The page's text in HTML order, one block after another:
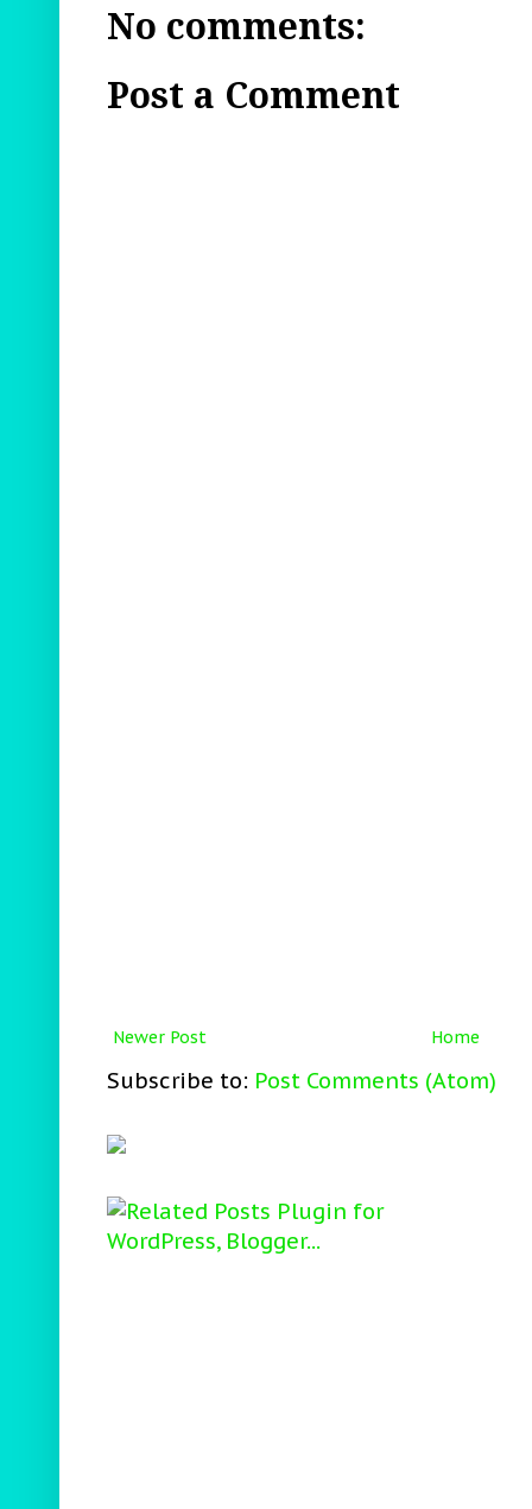
No comments:
Post a Comment
Newer Post Home
Subscribe to: Post Comments (Atom)